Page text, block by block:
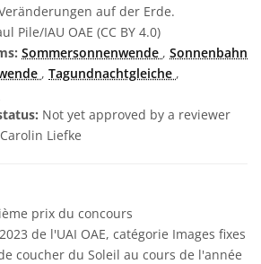
auf der Erde.
Pile/IAU OAE (CC BY 4.0)
Sommersonnenwende , Sonnenbahn
, Tagundnachtgleiche ,
Not yet approved by a reviewer
Carolin Liefke
prix du concours
de l'UAI OAE, catégorie Images fixes
coucher du Soleil au cours de l'année